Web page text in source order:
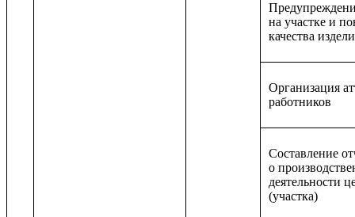
на участке и
качества
Организация
работников
Составление
о
деятельности
(участка)